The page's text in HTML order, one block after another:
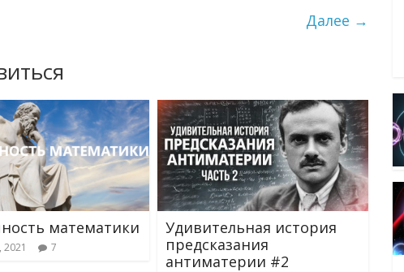
Далее →
математики
7
Удивительная история
предсказания
антиматерии #2